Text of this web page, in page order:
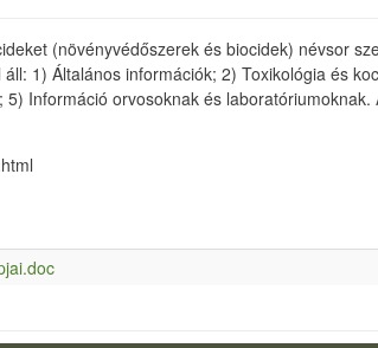
(növényvédőszerek és biocidek) névsor
1) Általános információk; 2) Toxikológia és
Információ orvosoknak és